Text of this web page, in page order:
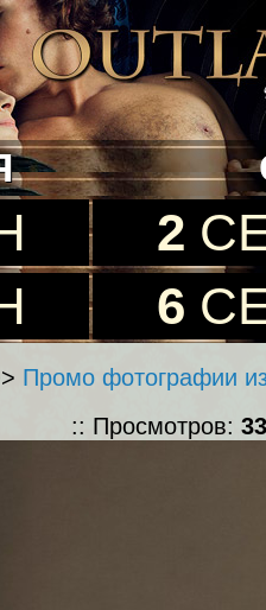
2
6
Промо фотографии
:: Просмотров: